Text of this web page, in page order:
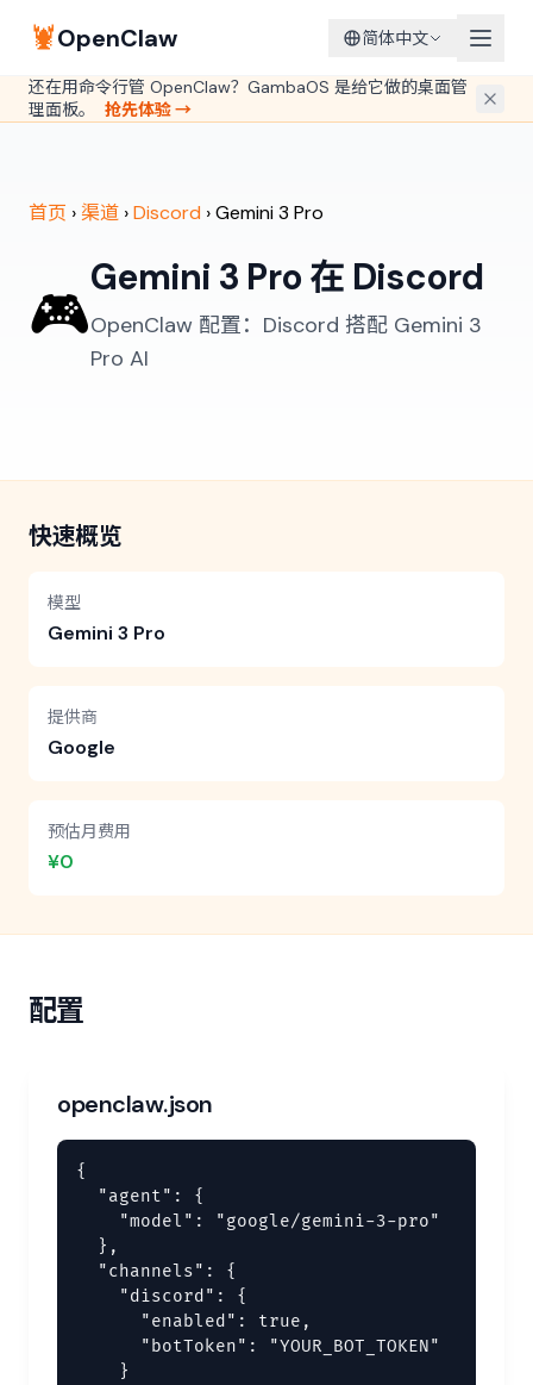
🦞OpenClaw 简体中文
还在用命令行管 OpenClaw？GambaOS 是给它做的桌面管
理面板。
抢先体验 →
首页 ›渠道 ›Discord ›Gemini 3 Pro
🎮
Gemini 3 Pro 在 Discord
OpenClaw 配置：Discord 搭配 Gemini 3
Pro AI
快速概览
模型
Gemini 3 Pro
提供商
Google
预估月费用
¥0
配置
openclaw.json
{
  "agent": {
    "model": "google/gemini-3-pro"
  },
  "channels": {
    "discord": {
      "enabled": true,
      "botToken": "YOUR_BOT_TOKEN"
    }